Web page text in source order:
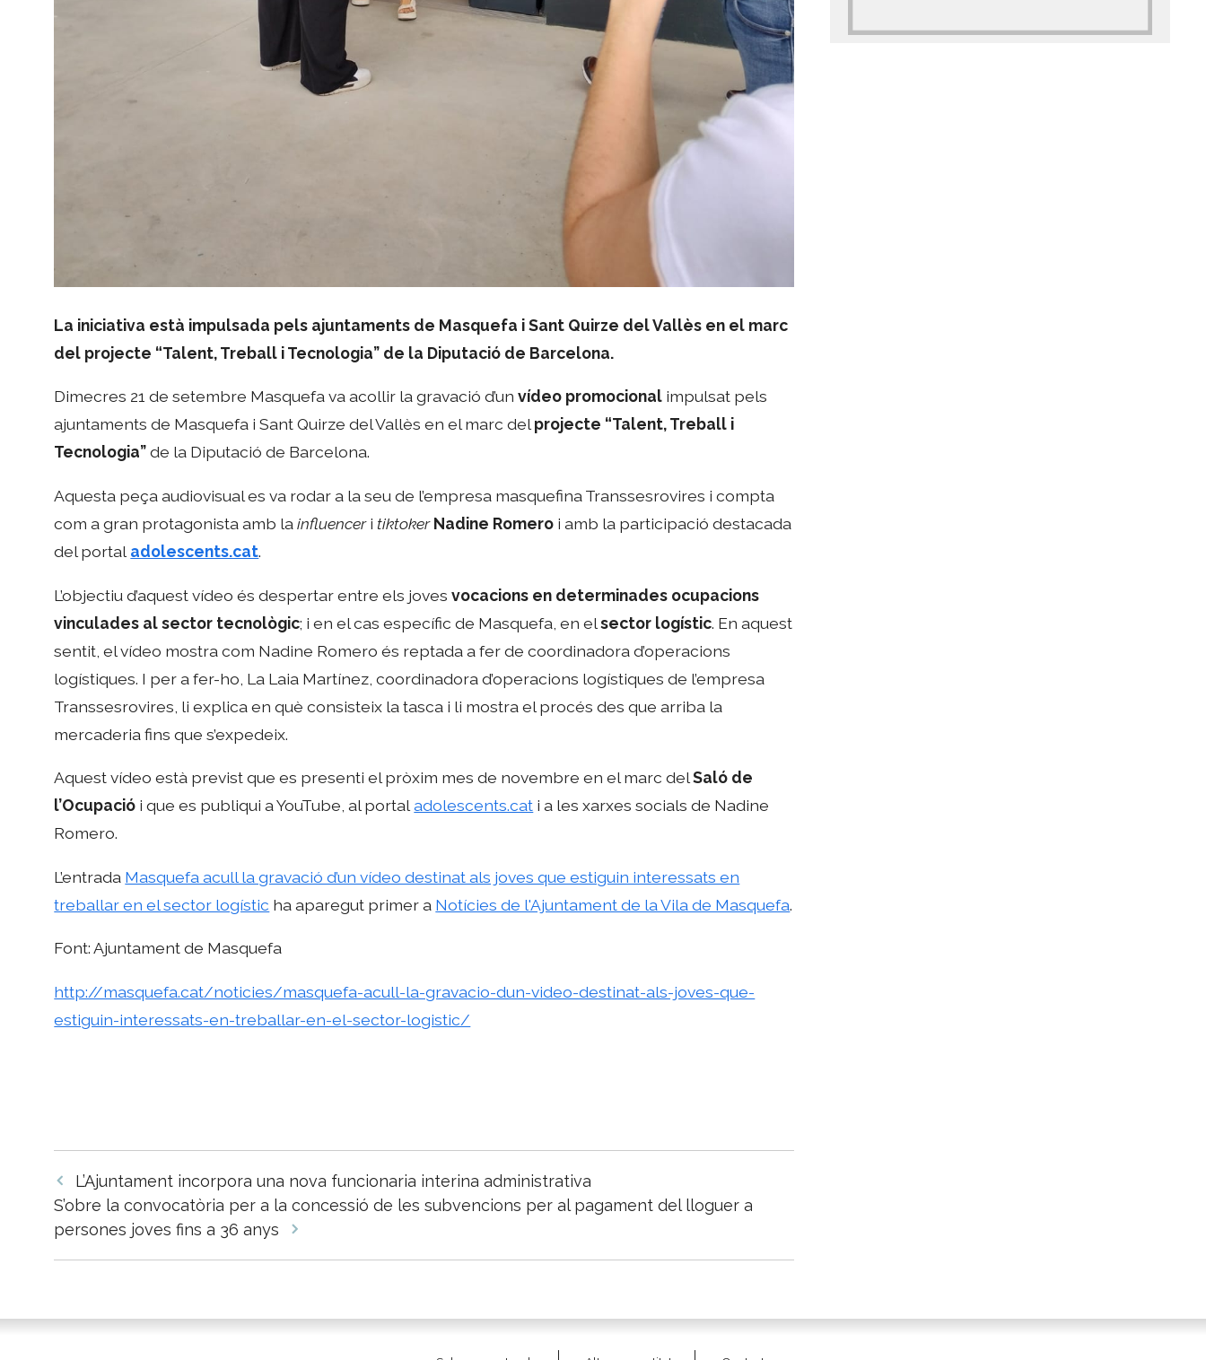
La iniciativa està impulsada pels ajuntaments de Masquefa i Sant Quirze del Vallès en el marc
del projecte “Talent, Treball i Tecnologia” de la Diputació de Barcelona.
Dimecres 21 de setembre Masquefa va acollir la gravació d’unvídeo promocional impulsat pels
ajuntaments de Masquefa i Sant Quirze del Vallès en el marc delprojecte “Talent, Treball i
Tecnologia”de la Diputació de Barcelona.
Aquesta peça audiovisual es va rodar a la seu de l’empresa masquefina Transsesrovires i compta
com a gran protagonista amb lainfluenceritiktoker Nadine Romero i amb la participació destacada
del portal adolescents.cat.
L’objectiu d’aquest vídeo és despertar entre els jovesvocacions en determinades ocupacions
vinculades al sector tecnològic; i en el cas específic de Masquefa, en elsector logístic. En aquest
sentit, el vídeo mostra com Nadine Romero és reptada a fer de coordinadora d’operacions
logístiques. I per a fer-ho, La Laia Martínez, coordinadora d’operacions logístiques de l’empresa
Transsesrovires, li explica en què consisteix la tasca i li mostra el procés des que arriba la
mercaderia fins que s’expedeix.
Aquest vídeo està previst que es presenti el pròxim mes de novembre en el marc delSaló de
l’Ocupació i que es publiqui a YouTube, al portaladolescents.cat i a les xarxes socials de Nadine
Romero.
L’entrada Masquefa acull la gravació d’un vídeo destinat als joves que estiguin interessats en
treballar en el sector logístic ha aparegut primer a Notícies de l'Ajuntament de la Vila de Masquefa.
Font: Ajuntament de Masquefa
http://masquefa.cat/noticies/masquefa-acull-la-gravacio-dun-video-destinat-als-joves-que-
estiguin-interessats-en-treballar-en-el-sector-logistic/
Navegació
per
les
L’Ajuntament incorpora una nova funcionaria interina administrativa
S’obre la convocatòria per a la concessió de les subvencions per al pagament del lloguer a
persones joves fins a 36 anys